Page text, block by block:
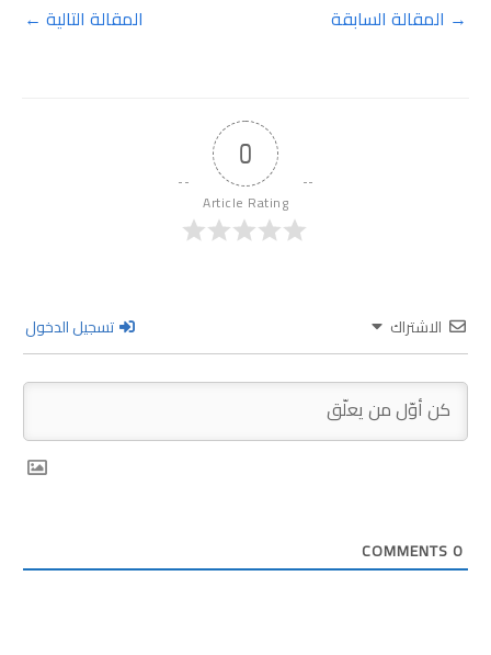
→ المقالة السابقة المقالة التالية ←
0
Article Rating
الاشتراك تسجيل الدخول
0